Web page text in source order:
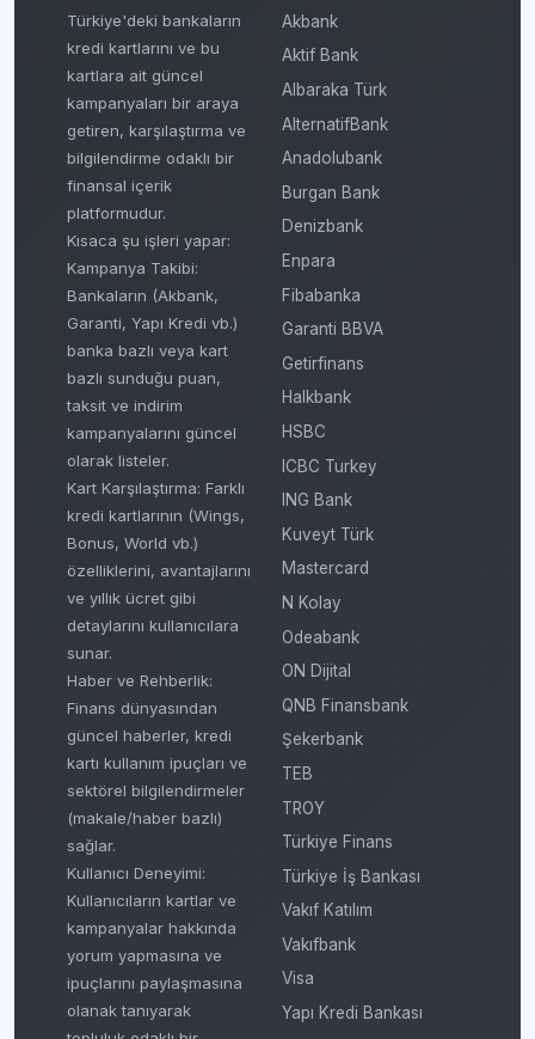
Türkiye'deki bankaların
kredi kartlarını ve bu
kartlara ait güncel
kampanyaları bir araya
getiren, karşılaştırma ve
bilgilendirme odaklı bir
finansal içerik
platformudur.
Kısaca şu işleri yapar:
Kampanya Takibi:
Bankaların (Akbank,
Garanti, Yapı Kredi vb.)
banka bazlı veya kart
bazlı sunduğu puan,
taksit ve indirim
kampanyalarını güncel
olarak listeler.
Kart Karşılaştırma: Farklı
kredi kartlarının (Wings,
Bonus, World vb.)
özelliklerini, avantajlarını
ve yıllık ücret gibi
detaylarını kullanıcılara
sunar.
Haber ve Rehberlik:
Finans dünyasından
güncel haberler, kredi
kartı kullanım ipuçları ve
sektörel bilgilendirmeler
(makale/haber bazlı)
sağlar.
Kullanıcı Deneyimi:
Kullanıcıların kartlar ve
kampanyalar hakkında
yorum yapmasına ve
ipuçlarını paylaşmasına
olanak tanıyarak
Akbank
Aktif Bank
Albaraka Türk
AlternatifBank
Anadolubank
Burgan Bank
Denizbank
Enpara
Fibabanka
Garanti BBVA
Getirfinans
Halkbank
HSBC
ICBC Turkey
ING Bank
Kuveyt Türk
Mastercard
N Kolay
Odeabank
ON Dijital
QNB Finansbank
Şekerbank
TEB
TROY
Türkiye Finans
Türkiye İş Bankası
Vakıf Katılım
Vakıfbank
Visa
Yapı Kredi Bankası